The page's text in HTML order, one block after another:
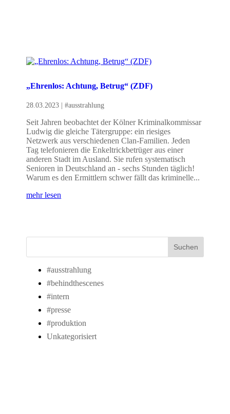
„Ehrenlos: Achtung, Betrug“ (ZDF)
28.03.2023 |#ausstrahlung
Seit Jahren beobachtet der Kölner Kriminalkommissar
Ludwig die gleiche Tätergruppe: ein riesiges
Netzwerk aus verschiedenen Clan-Familien. Jeden
Tag telefonieren die Enkeltrickbetrüger aus einer
anderen Stadt im Ausland. Sie rufen systematisch
Senioren in Deutschland an - sechs Stunden täglich!
Warum es den Ermittlern schwer fällt das kriminelle...
mehr lesen
Suchen
#ausstrahlung
#behindthescenes
#intern
#presse
#produktion
Unkategorisiert